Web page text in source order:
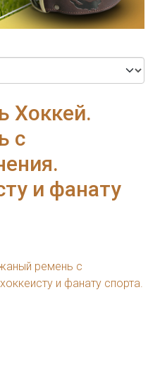
Хоккей.
с
и фанату